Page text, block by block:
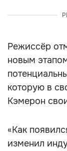
Режиссёр
новым
которую в
Кэмерон
«Как
изменил